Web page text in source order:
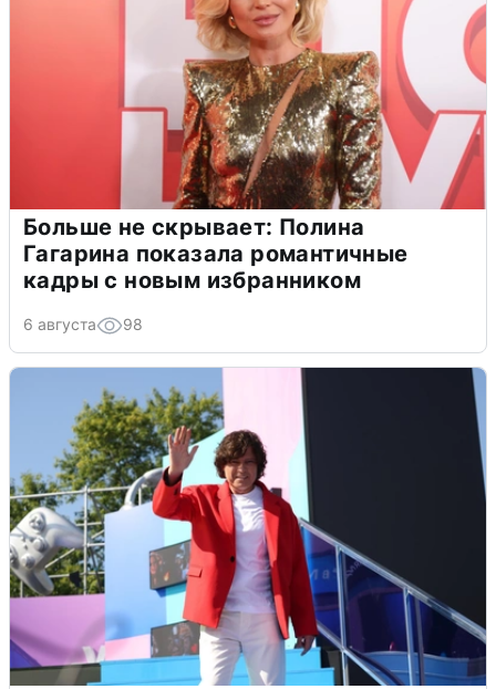
Больше не скрывает: Полина
Гагарина показала романтичные
кадры с новым избранником
6 августа 98